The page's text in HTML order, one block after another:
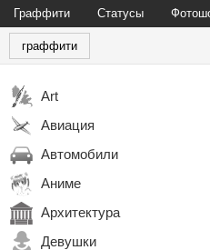
Граффити Статусы
граффити
Art
Авиация
Автомобили
Аниме
Архитектура
Девушки